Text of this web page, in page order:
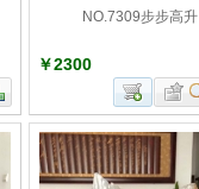
NO.7309步步高升
￥2300